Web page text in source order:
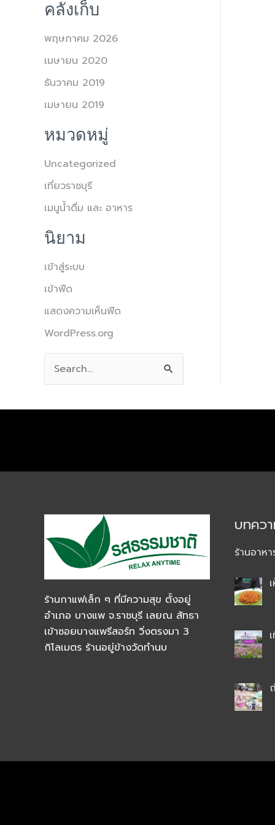
คลังเก็บ
พฤษภาคม 2026
เมษายน 2020
ธันวาคม 2019
เมษายน 2019
หมวดหมู่
Uncategorized
เที่ยวราชบุรี
เมนูน้ำดื่ม และ อาหาร
นิยาม
เข้าสู่ระบบ
เข้าฟีด
แสดงความเห็นฟีด
WordPress.org
a
h
ร้านกาแฟเล็ก ๆ ที่มีความสุข ตั้งอยู่
อำเภอ บางแพ จ.ราชบุรี เลยณ สัทธา
เข้าซอยบางแพรีสอร์ท วิ่งตรงมา 3
กิโลเมตร ร้านอยู่ข้างวัดทำนบ
บทคว
ร้านอาห